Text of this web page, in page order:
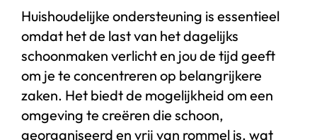
Huishoudelijke ondersteuning is essentieel
omdat het de last van het dagelijks
schoonmaken verlicht en jou de tijd geeft
om je te concentreren op belangrijkere
zaken. Het biedt de mogelijkheid om een
omgeving te creëren die schoon,
georganiseerd en vrij van rommel is, wat